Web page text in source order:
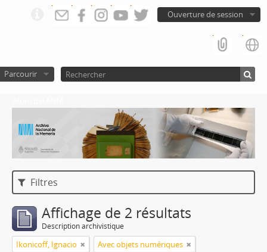
Ouverture de session
Parcourir
Filtres
Affichage de 2 résultats
Description archivistique
Ikonicoff, Ignacio Avec objets numériques